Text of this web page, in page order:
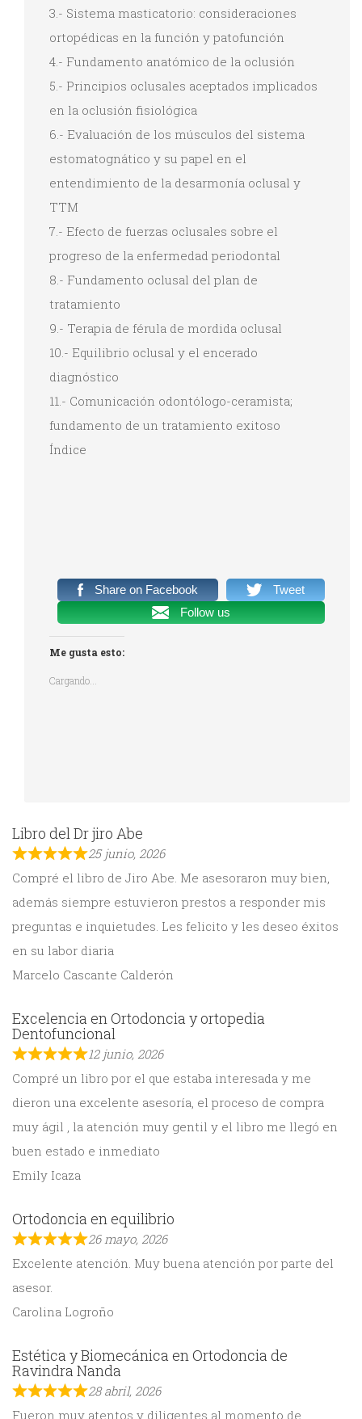
3.- Sistema masticatorio: consideraciones
ortopédicas en la función y patofunción
4.- Fundamento anatómico de la oclusión
5.- Principios oclusales aceptados implicados
en la oclusión fisiológica
6.- Evaluación de los músculos del sistema
estomatognático y su papel en el
entendimiento de la desarmonía oclusal y
TTM
7.- Efecto de fuerzas oclusales sobre el
progreso de la enfermedad periodontal
8.- Fundamento oclusal del plan de
tratamiento
9.- Terapia de férula de mordida oclusal
10.- Equilibrio oclusal y el encerado
diagnóstico
11.- Comunicación odontólogo-ceramista;
fundamento de un tratamiento exitoso
Índice
Share on Facebook
Tweet
Follow us
Me gusta esto:
Cargando...
Libro del Dr jiro Abe
25 junio, 2026
Compré el libro de Jiro Abe. Me asesoraron muy bien,
además siempre estuvieron prestos a responder mis
preguntas e inquietudes. Les felicito y les deseo éxitos
en su labor diaria
Marcelo Cascante Calderón
Excelencia en Ortodoncia y ortopedia
Dentofuncional
12 junio, 2026
Compré un libro por el que estaba interesada y me
dieron una excelente asesoría, el proceso de compra
muy ágil , la atención muy gentil y el libro me llegó en
buen estado e inmediato
Emily Icaza
Ortodoncia en equilibrio
26 mayo, 2026
Excelente atención. Muy buena atención por parte del
asesor.
Carolina Logroño
Estética y Biomecánica en Ortodoncia de
Ravindra Nanda
28 abril, 2026
Fueron muy atentos y diligentes al momento de